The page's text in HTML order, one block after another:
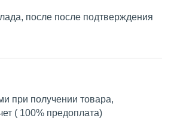
после после подтверждения
при получении товара,
( 100% предоплата)